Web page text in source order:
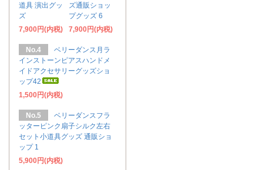
道具 演出グッ
ズ
7,900円(内税)
ズ通販ショッ
プグッズ 6
7,900円(内税)
No.4
ベリーダンス月ラ
インストーンピアスハンドメ
イドアクセサリーグッズショ
ップ42
1,500円(内税)
No.5
ベリーダンスフラ
ッターピンク扇子シルク左右
セット小道具グッズ 通販ショ
ップ 1
5,900円(内税)